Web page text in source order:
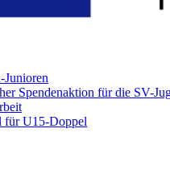
Junioren
Spendenaktion für die SV-
für U15-Doppel